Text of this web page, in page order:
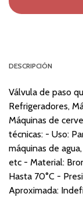
DESCRIPCIÓN
Válvula de paso
Refrigeradores,
Máquinas de
técnicas: - Uso:
máquinas de
etc - Material:
Hasta 70°C -
Aproximada: